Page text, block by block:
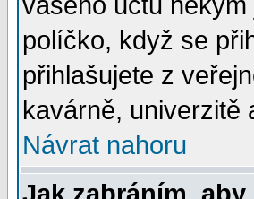
políčko, když se
přihlašujete z
kavárně, univerzitě
Návrat nahoru